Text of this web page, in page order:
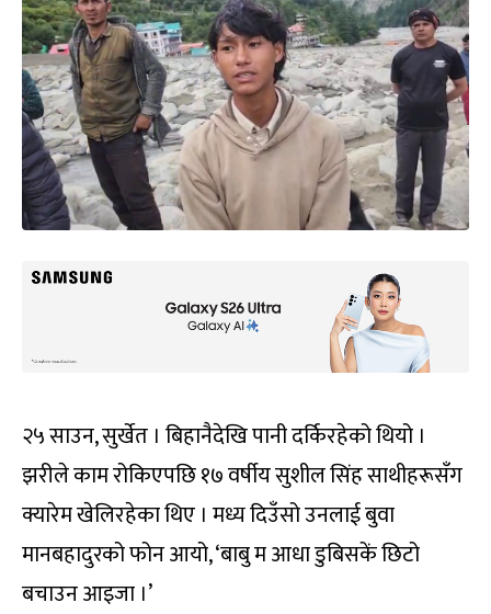
२५ साउन, सुर्खेत । बिहानैदेखि पानी दर्किरहेको थियो ।
झरीले काम रोकिएपछि १७ वर्षीय सुशील सिंह साथीहरूसँग
क्यारेम खेलिरहेका थिए । मध्य दिउँसो उनलाई बुवा
मानबहादुरको फोन आयो, ‘बाबु म आधा डुबिसकें छिटो
बचाउन आइजा ।’